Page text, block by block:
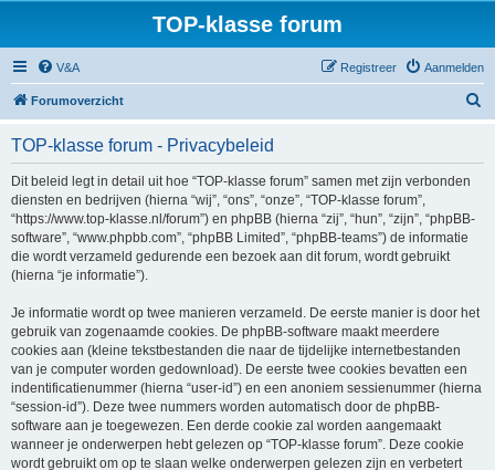
TOP-klasse forum
V&A Aanmelden
Registreer
Forumoverzicht
TOP-klasse forum - Privacybeleid
Dit beleid legt in detail uit hoe “TOP-klasse forum” samen met zijn verbonden
diensten en bedrijven (hierna “wij”, “ons”, “onze”, “TOP-klasse forum”,
“https://www.top-klasse.nl/forum”) en phpBB (hierna “zij”, “hun”, “zijn”, “phpBB-
software”, “www.phpbb.com”, “phpBB Limited”, “phpBB-teams”) de informatie
die wordt verzameld gedurende een bezoek aan dit forum, wordt gebruikt
(hierna “je informatie”).
Je informatie wordt op twee manieren verzameld. De eerste manier is door het
gebruik van zogenaamde cookies. De phpBB-software maakt meerdere
cookies aan (kleine tekstbestanden die naar de tijdelijke internetbestanden
van je computer worden gedownload). De eerste twee cookies bevatten een
indentificatienummer (hierna “user-id”) en een anoniem sessienummer (hierna
“session-id”). Deze twee nummers worden automatisch door de phpBB-
software aan je toegewezen. Een derde cookie zal worden aangemaakt
wanneer je onderwerpen hebt gelezen op “TOP-klasse forum”. Deze cookie
wordt gebruikt om op te slaan welke onderwerpen gelezen zijn en verbetert